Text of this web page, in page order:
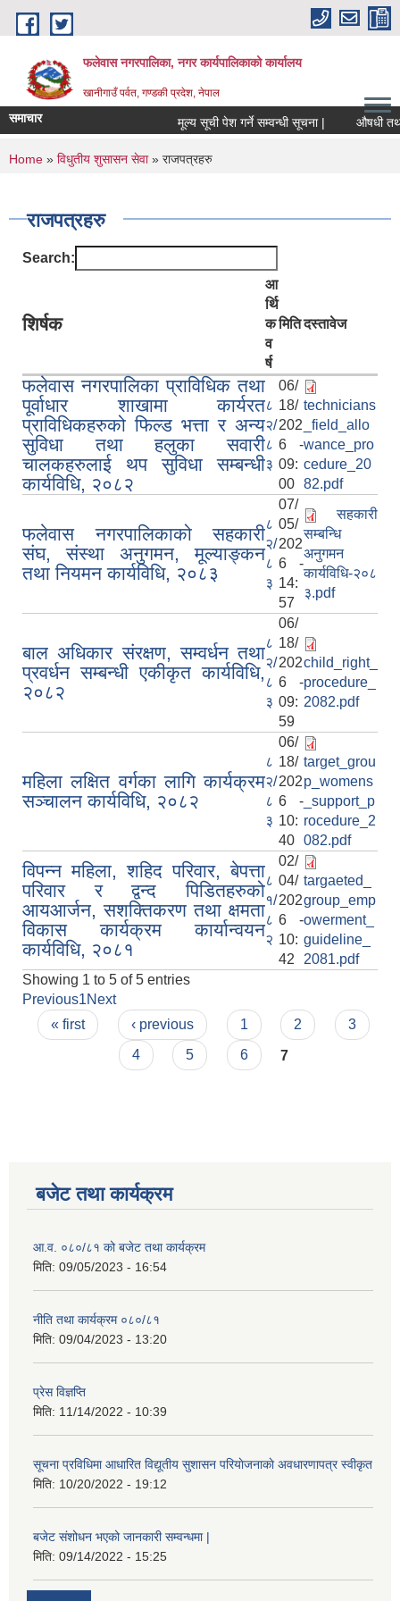
Skip to main content
फलेवास नगरपालिका, नगर कार्यपालिकाको कार्यालय
खानीगाउँ पर्वत, गण्डकी प्रदेश, नेपाल
समाचार मूल्य सूची पेश गर्ने सम्वन्धी सूचना | औषधी तथा
You are here
Home » विधुतीय शुसासन सेवा» राजपत्रहरु
राजपत्रहरु
Search:
शिर्षक
आ
र्थि
क
व
र्ष
मितिदस्तावेज
फलेवास नगरपालिका प्राविधिक तथा
पूर्वाधार शाखामा कार्यरत
प्राविधिकहरुको फिल्ड भत्ता र अन्य
सुविधा तथा हलुका सवारी
चालकहरुलाई थप सुविधा सम्बन्धी
कार्यविधि, २०८२
८
२/
८
३
06/
18/
202
6 -
09:
00
technicians
_field_allo
wance_pro
cedure_20
82.pdf
फलेवास नगरपालिकाको सहकारी
संघ, संस्था अनुगमन, मूल्याङ्कन
तथा नियमन कार्यविधि, २०८३
८
२/
८
३
07/
05/
202
6 -
14:
57
सहकारी
सम्बन्धि
अनुगमन
कार्यविधि-२०८
३.pdf
बाल अधिकार संरक्षण, सम्वर्धन तथा
प्रवर्धन सम्बन्धी एकीकृत कार्यविधि,
२०८२
८
२/
८
३
06/
18/
202
6 -
09:
59
child_right_
procedure_
2082.pdf
महिला लक्षित वर्गका लागि कार्यक्रम
सञ्चालन कार्यविधि, २०८२
८
२/
८
३
06/
18/
202
6 -
10:
40
target_grou
p_womens
_support_p
rocedure_2
082.pdf
विपन्न महिला, शहिद परिवार, बेपत्ता
परिवार र द्वन्द पिडितहरुको
आयआर्जन, सशक्तिकरण तथा क्षमता
विकास कार्यक्रम कार्यान्वयन
कार्यविधि, २०८१
८
१/
८
२
02/
04/
202
6 -
10:
42
targaeted_
group_emp
owerment_
guideline_
2081.pdf
Showing 1 to 5 of 5 entries
Previous1Next
Pages
« first ‹ previous 1 2
3
4
5 6 7
बजेट तथा कार्यक्रम
आ.व. ०८०/८१ को बजेट तथा कार्यक्रम
मिति: 09/05/2023 - 16:54
नीति तथा कार्यक्रम ०८०/८१
मिति: 09/04/2023 - 13:20
प्रेस विज्ञप्ति
मिति: 11/14/2022 - 10:39
सूचना प्रविधिमा आधारित विद्यूतीय सुशासन परियाेजनाकाे अवधारणापत्र स्वीकृत
मिति: 10/20/2022 - 19:12
बजेट संशोधन भएको जानकारी सम्वन्धमा |
मिति: 09/14/2022 - 15:25